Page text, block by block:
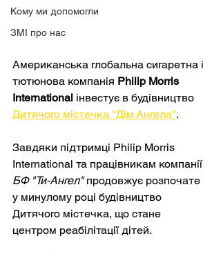
Кому ми допомогли
ЗМІ про нас
Американська глобальна сигаретна і
тютюнова компанія Philip Morris
International інвестує в будівництво
Дитячого містечка "Дім Ангела".
Завдяки підтримці Philip Morris
International та працівникам компанії
БФ "Ти-Ангел" продовжує розпочате
у минулому році будівництво
Дитячого містечка, що стане
центром реабілітації дітей.